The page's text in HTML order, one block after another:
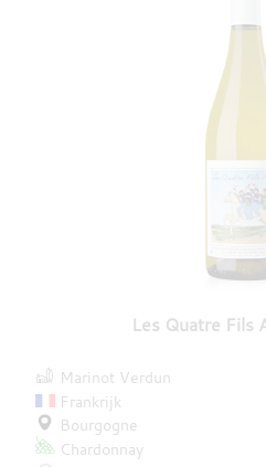
Les Quatre Fils
Marinot Verdun
Frankrijk
Bourgogne
Chardonnay